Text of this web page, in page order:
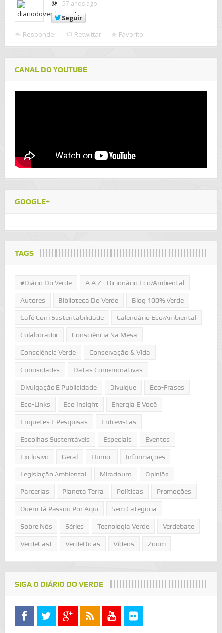
@
57 anos ago
Seguir
Responder Retwittar Favorito
CANAL DO YOUTUBE
GOOGLE+
TAGS
#Diário Do Verde A A Z | Dicionário Eco/Ambiental
Autores Biblioteca Do Verde Blog 100% Verde
Café Com Sustentabilidade Calendário Eco/Ambiental
Colaborador Consciência Na Mesa
Consciência Verde Conservação & Vida
Curiosidades Datas Comemorativas
Divulgação E Publicidade Divulgue Eco-Frases
Eco-Links Eco Insight Energia E Você
Enquetes E Pesquisas Entrevistas
Escolhas Sustentáveis Especiais Eventos
Exclusivo Geral Humor Informações
Legislação Ambiental Miradouro Opinião
Parcerias Planeta Terra Políticas Promoções
Quem Já Passou Por Aqui Sem Categoria
Sobre Nós Séries Tecnologia Verde Verdebate
VerdeCast VerdeDicas Vídeos Zoom
SIGA O DIÁRIO DO VERDE